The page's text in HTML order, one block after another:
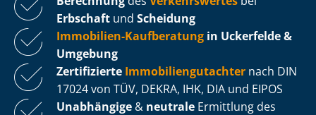
Erbschaft und Scheidung
Immobilien-Kaufberatung in Uckerfelde &
Umgebung
Zertifizierte Im­mo­bi­li­en­gut­ach­ter nach DIN
17024 von TÜV, DEKRA, IHK, DIA und EIPOS
Unabhängige & neutrale Ermittlung des